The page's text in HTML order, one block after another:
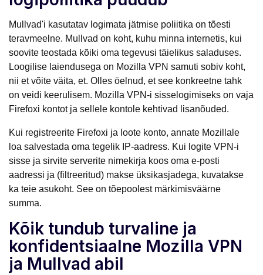
Mullvad'i kasutatav logimata jätmise poliitika on tõesti
teravmeelne. Mullvad on koht, kuhu minna internetis, kui
soovite teostada kõiki oma tegevusi täielikus saladuses.
Loogilise laiendusega on Mozilla VPN samuti sobiv koht,
nii et võite väita, et. Olles öelnud, et see konkreetne tahk
on veidi keerulisem. Mozilla VPN-i sisselogimiseks on vaja
Firefoxi kontot ja sellele kontole kehtivad lisanõuded.
Kui registreerite Firefoxi ja loote konto, annate Mozillale
loa salvestada oma tegelik IP-aadress. Kui logite VPN-i
sisse ja sirvite serverite nimekirja koos oma e-posti
aadressi ja (filtreeritud) makse üksikasjadega, kuvatakse
ka teie asukoht. See on tõepoolest märkimisväärne
summa.
Kõik tundub turvaline ja
konfidentsiaalne Mozilla VPN
ja Mullvad abil